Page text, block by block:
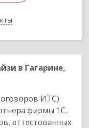
в Гагарине,
ИТС)
фирмы 1С.
аттестованных